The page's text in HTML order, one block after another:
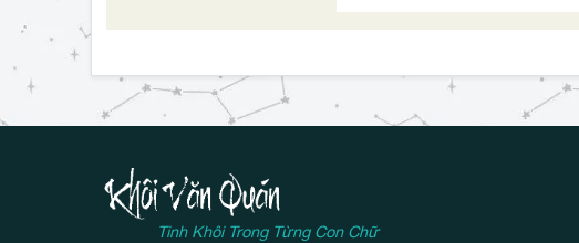
Tinh Khôi Trong Từng Con Chữ